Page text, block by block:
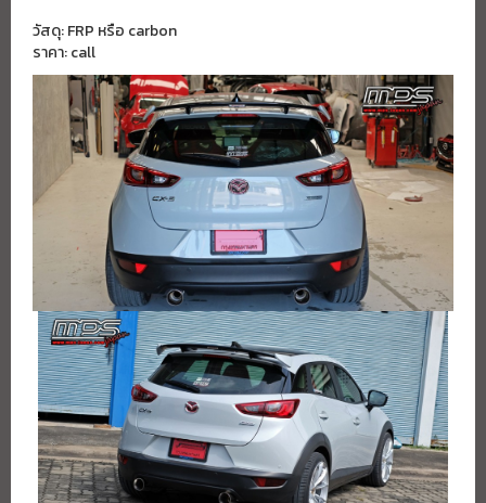
วัสดุ: FRP หรือ carbon
ราคา: call